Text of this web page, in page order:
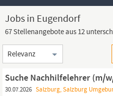
Jobs in Eugendorf
67 Stellenangebote aus 12
Sortierung
Suche Nachhilfelehrer (m/
30.07.2026 Salzburg, Salzburg